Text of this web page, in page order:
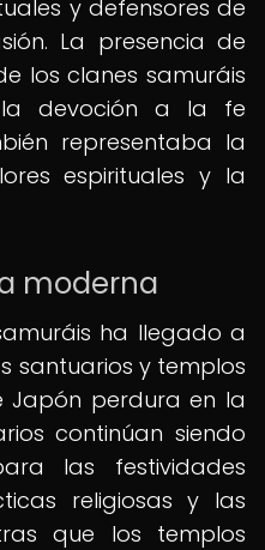
y defensores de
La presencia de
los clanes samuráis
la devoción a la fe
representaba la
espirituales y la
moderna
ha llegado a
santuarios y templos
Japón perdura en la
continúan siendo
las festividades
religiosas y las
que los templos